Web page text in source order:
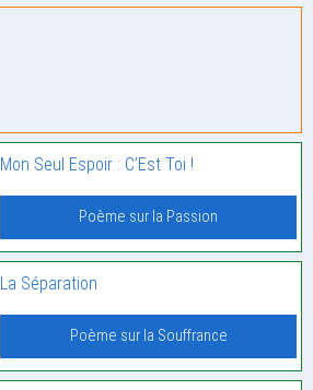
Mon Seul Espoir : C’Est Toi !
Poème sur la Passion
La Séparation
Poème sur la Souffrance